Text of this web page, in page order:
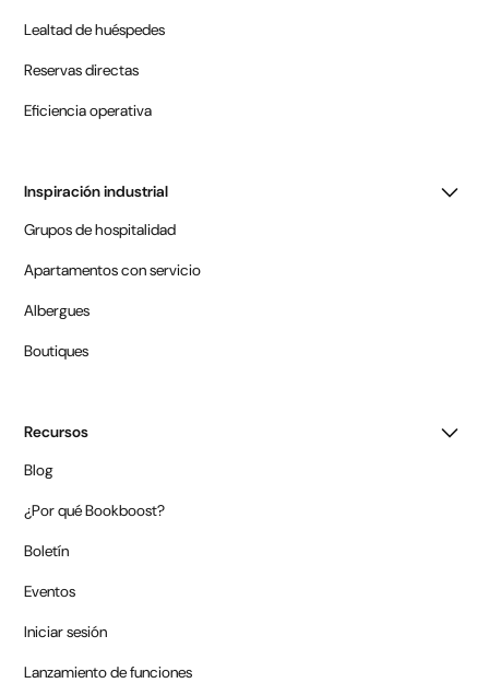
Lealtad de huéspedes
Reservas directas
Eficiencia operativa
Inspiración industrial
Grupos de hospitalidad
Apartamentos con servicio
Albergues
Boutiques
Recursos
Blog
¿Por qué Bookboost?
Boletín
Eventos
Iniciar sesión
Lanzamiento de funciones